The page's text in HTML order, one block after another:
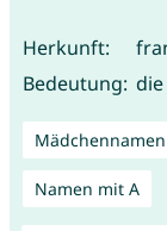
Herkunft:
Bedeutung:
Mädchennamen
Namen mit A